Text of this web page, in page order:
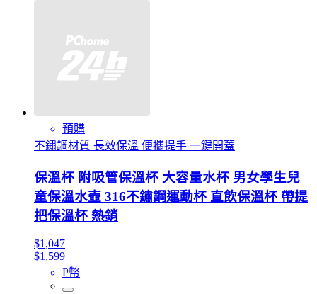
預購
不鏽鋼材質 長效保溫 便攜提手 一鍵開蓋
保溫杯 附吸管保溫杯 大容量水杯 男女學生兒
童保溫水壺 316不鏽鋼運動杯 直飲保溫杯 帶提
把保溫杯 熱銷
$1,047
$1,599
P幣